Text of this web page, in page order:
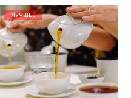
ЛУЧШЕЕ